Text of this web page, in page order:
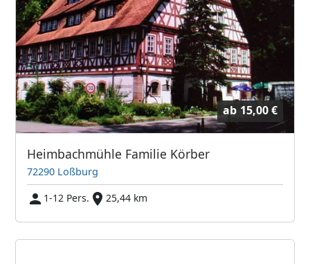
ab 15,00 €
Heimbachmühle Familie Körber
72290 Loßburg
1-12 Pers.
25,44 km